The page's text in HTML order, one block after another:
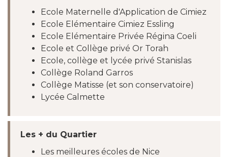
Ecole Maternelle d'Application de Cimiez
Ecole Elémentaire Cimiez Essling
Ecole Elémentaire Privée Régina Coeli
Ecole et Collège privé Or Torah
Ecole, collège et lycée privé Stanislas
Collège Roland Garros
Collège Matisse (et son conservatoire)
Lycée Calmette
Les + du Quartier
Les meilleures écoles de Nice